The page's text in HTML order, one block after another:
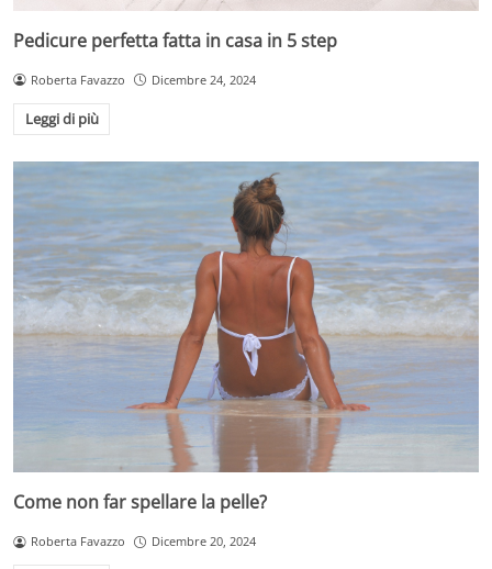
Pedicure perfetta fatta in casa in 5 step
Roberta Favazzo Dicembre 24, 2024
Leggi di più
Come non far spellare la pelle?
Roberta Favazzo Dicembre 20, 2024